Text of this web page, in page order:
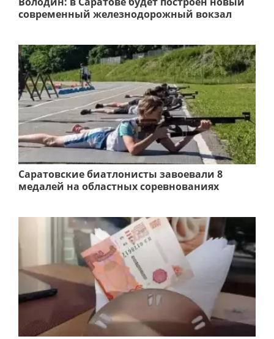
современный железнодорожный вокзал
Саратовские биатлонисты завоевали 8
медалей на областных соревнованиях